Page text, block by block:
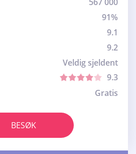
91%
9.1
9.2
Veldig sjeldent
9.3
Gratis
BESØK